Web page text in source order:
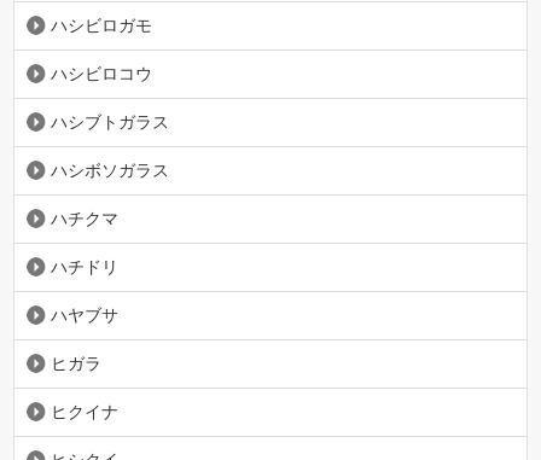
ハシビロガモ
ハシビロコウ
ハシブトガラス
ハシボソガラス
ハチクマ
ハチドリ
ハヤブサ
ヒガラ
ヒクイナ